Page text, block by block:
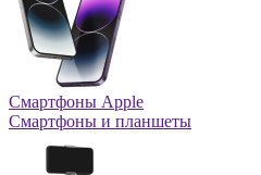
Смартфоны Apple
Смартфоны и планшеты